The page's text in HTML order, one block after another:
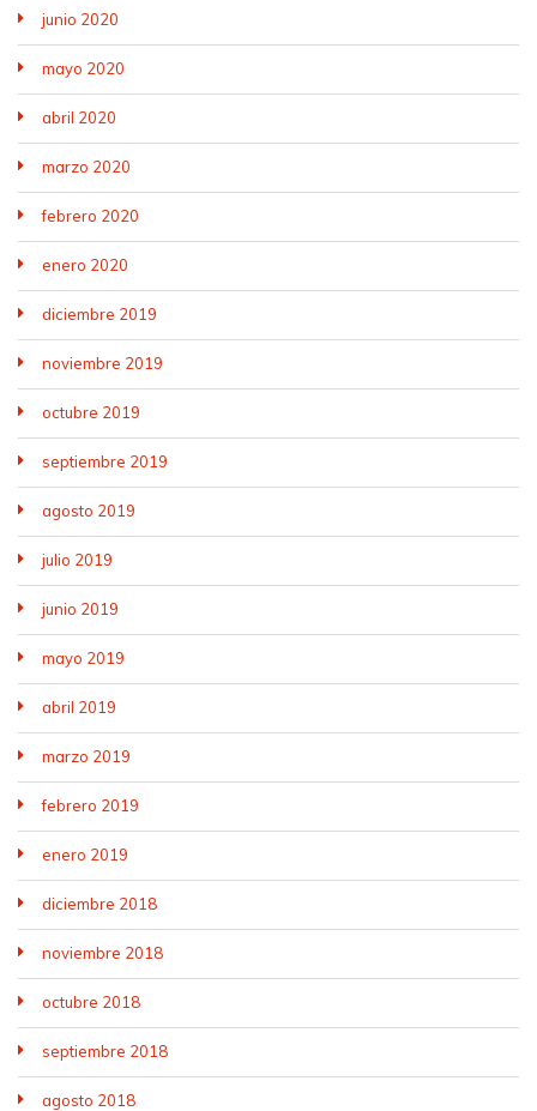
junio 2020
mayo 2020
abril 2020
marzo 2020
febrero 2020
enero 2020
diciembre 2019
noviembre 2019
octubre 2019
septiembre 2019
agosto 2019
julio 2019
junio 2019
mayo 2019
abril 2019
marzo 2019
febrero 2019
enero 2019
diciembre 2018
noviembre 2018
octubre 2018
septiembre 2018
agosto 2018